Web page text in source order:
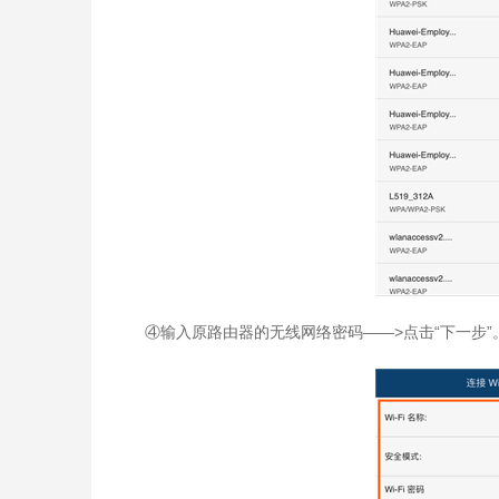
④输入原路由器的无线网络密码——>点击“下一步”